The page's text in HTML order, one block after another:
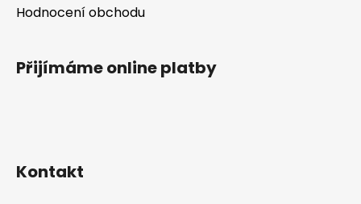
Hodnocení obchodu
Přijímáme online platby
Kontakt